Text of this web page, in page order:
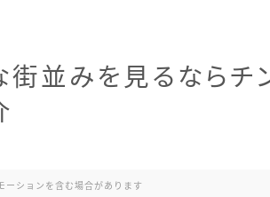
街並みを見るならチ
ーションを含む場合があります